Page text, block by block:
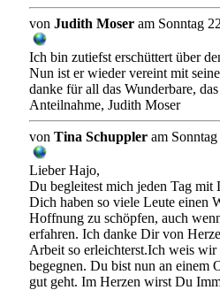
von Judith Moser am Sonntag
Ich bin zutiefst erschüttert über
Nun ist er wieder vereint mit
danke für all das Wunderbare,
Anteilnahme, Judith Moser
von Tina Schuppler am
Lieber Hajo,
Du begleitest mich jeden Tag mit
Dich haben so viele Leute einen
Hoffnung zu schöpfen, auch
erfahren. Ich danke Dir von
Arbeit so erleichterst.Ich weis
begegnen. Du bist nun an einem
gut geht. Im Herzen wirst Du